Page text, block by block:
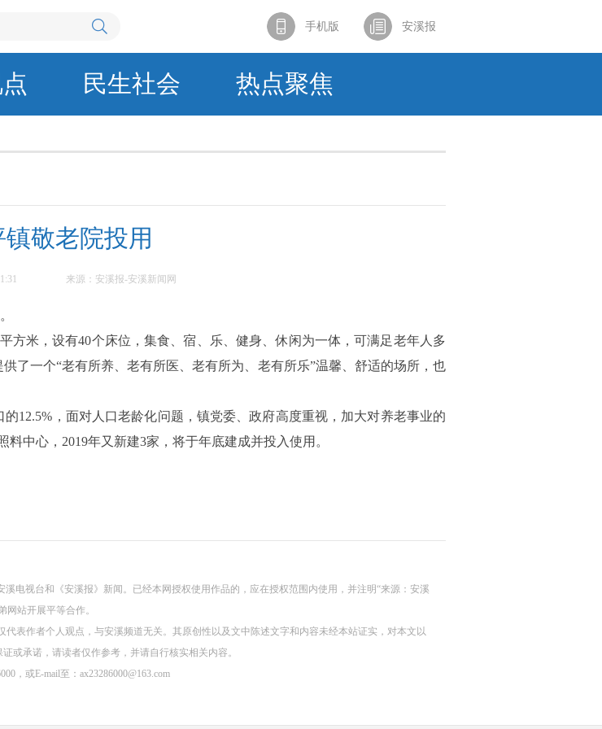
手机版 安溪报
民生社会 热点聚焦
敬老院投用
来源：安溪报-安溪新闻网
方米，设有40个床位，集食、宿、乐、健身、休闲为一体，可满足老年人多
了一个“老有所养、老有所医、老有所为、老有所乐”温馨、舒适的场所，也
12.5%，面对人口老龄化问题，镇党委、政府高度重视，加大对养老事业的
中心，2019年又新建3家，将于年底建成并投入使用。
电视台和《安溪报》新闻。已经本网授权使用作品的，应在授权范围内使用，并注明“来源：安溪
站开展平等合作。
表作者个人观点，与安溪频道无关。其原创性以及文中陈述文字和内容未经本站证实，对本文以
或承诺，请读者仅作参考，并请自行核实相关内容。
，或E-mail至：ax23286000@163.com